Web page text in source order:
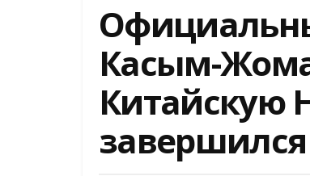
Касым-
Китайскую
завершился